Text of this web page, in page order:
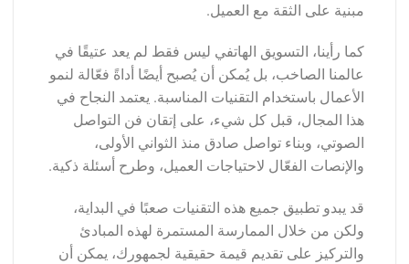
مبنية على الثقة مع العميل.
كما رأينا، التسويق الهاتفي ليس فقط لم يعد عتيقًا في
عالمنا الصاخب، بل يُمكن أن يُصبح أيضًا أداةً فعّالة لنمو
الأعمال باستخدام التقنيات المناسبة. يعتمد النجاح في
هذا المجال، قبل كل شيء، على إتقان فن التواصل
الصوتي، وبناء تواصل صادق منذ الثواني الأولى،
والإنصات الفعّال لاحتياجات العميل، وطرح أسئلة ذكية.
قد يبدو تطبيق جميع هذه التقنيات صعبًا في البداية،
ولكن من خلال الممارسة المستمرة لهذه المبادئ
والتركيز على تقديم قيمة حقيقية لجمهورك، يمكن أن